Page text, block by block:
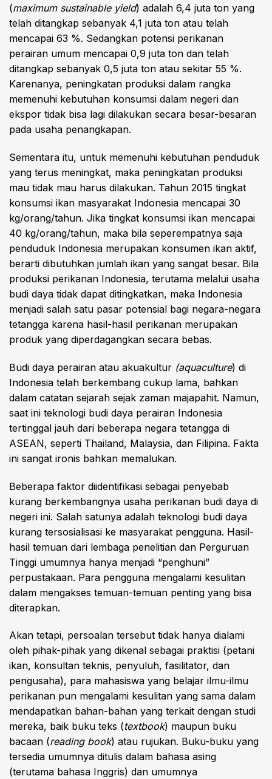
(maximum sustainable yield) adalah 6,4 juta ton yang
telah ditangkap sebanyak 4,1 juta ton atau telah
mencapai 63 %. Sedangkan potensi perikanan
perairan umum mencapai 0,9 juta ton dan telah
ditangkap sebanyak 0,5 juta ton atau sekitar 55 %.
Karenanya, peningkatan produksi dalam rangka
memenuhi kebutuhan konsumsi dalam negeri dan
ekspor tidak bisa lagi dilakukan secara besar-besaran
pada usaha penangkapan.
Sementara itu, untuk memenuhi kebutuhan penduduk
yang terus meningkat, maka peningkatan produksi
mau tidak mau harus dilakukan. Tahun 2015 tingkat
konsumsi ikan masyarakat Indonesia mencapai 30
kg/orang/tahun. Jika tingkat konsumsi ikan mencapai
40 kg/orang/tahun, maka bila seperempatnya saja
penduduk Indonesia merupakan konsumen ikan aktif,
berarti dibutuhkan jumlah ikan yang sangat besar. Bila
produksi perikanan Indonesia, terutama melalui usaha
budi daya tidak dapat ditingkatkan, maka Indonesia
menjadi salah satu pasar potensial bagi negara-negara
tetangga karena hasil-hasil perikanan merupakan
produk yang diperdagangkan secara bebas.
Budi daya perairan atau akuakultur (aquaculture) di
Indonesia telah berkembang cukup lama, bahkan
dalam catatan sejarah sejak zaman majapahit. Namun,
saat ini teknologi budi daya perairan Indonesia
tertinggal jauh dari beberapa negara tetangga di
ASEAN, seperti Thailand, Malaysia, dan Filipina. Fakta
ini sangat ironis bahkan memalukan.
Beberapa faktor diidentifikasi sebagai penyebab
kurang berkembangnya usaha perikanan budi daya di
negeri ini. Salah satunya adalah teknologi budi daya
kurang tersosialisasi ke masyarakat pengguna. Hasil-
hasil temuan dari lembaga penelitian dan Perguruan
Tinggi umumnya hanya menjadi “penghuni”
perpustakaan. Para pengguna mengalami kesulitan
dalam mengakses temuan-temuan penting yang bisa
diterapkan.
Akan tetapi, persoalan tersebut tidak hanya dialami
oleh pihak-pihak yang dikenal sebagai praktisi (petani
ikan, konsultan teknis, penyuluh, fasilitator, dan
pengusaha), para mahasiswa yang belajar ilmu-ilmu
perikanan pun mengalami kesulitan yang sama dalam
mendapatkan bahan-bahan yang terkait dengan studi
mereka, baik buku teks (textbook) maupun buku
bacaan (reading book) atau rujukan. Buku-buku yang
tersedia umumnya ditulis dalam bahasa asing
(terutama bahasa Inggris) dan umumnya